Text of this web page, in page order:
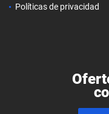
Políticas de privacidad